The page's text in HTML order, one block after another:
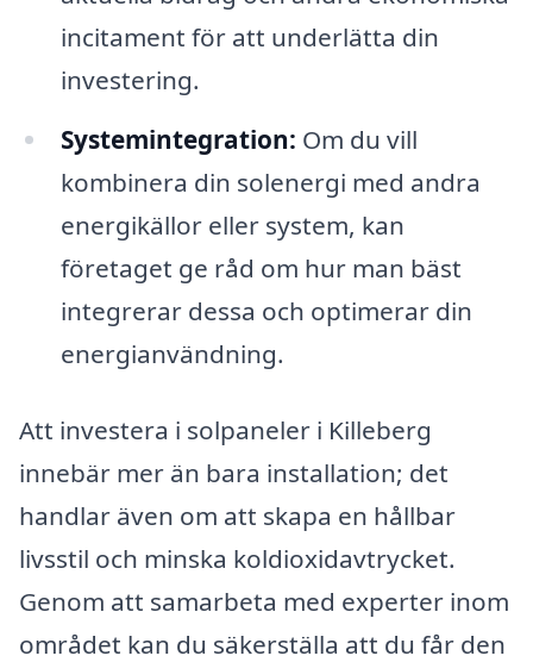
incitament för att underlätta din
investering.
Systemintegration: Om du vill
kombinera din solenergi med andra
energikällor eller system, kan
företaget ge råd om hur man bäst
integrerar dessa och optimerar din
energianvändning.
Att investera i solpaneler i Killeberg
innebär mer än bara installation; det
handlar även om att skapa en hållbar
livsstil och minska koldioxidavtrycket.
Genom att samarbeta med experter inom
området kan du säkerställa att du får den